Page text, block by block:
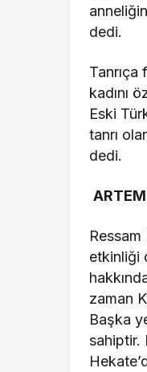
dedi.
kadını
Eski
tanrı
dedi.
etkinliği
zaman
Başka
sahiptir.